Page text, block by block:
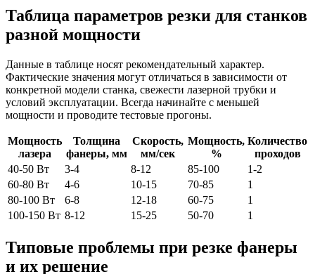
Таблица параметров резки для станков
разной мощности
Данные в таблице носят рекомендательный характер.
Фактические значения могут отличаться в зависимости от
конкретной модели станка, свежести лазерной трубки и
условий эксплуатации. Всегда начинайте с меньшей
мощности и проводите тестовые прогоны.
Мощность
лазера
Толщина
фанеры, мм
Скорость,
мм/сек
Мощность,
%
Количество
проходов
40-50 Вт
3-4 8-12 85-100
1-2
60-80 Вт
4-6 10-15 70-85
1
80-100 Вт
6-8 12-18 60-75
1
100-150 Вт 8-12 15-25 50-70 1
Типовые проблемы при резке фанеры
и их решение